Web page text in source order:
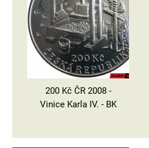
200 Kč ČR 2008 -
Vinice Karla IV. - BK